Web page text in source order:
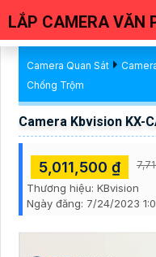
LẮP CAMERA VĂN
Camera Quan Sát
Chống Trộm
Camera Kbvision KX-
5,011,500 ₫
Thương hiệu: KBvision
Ngày đăng: 7/24/2023